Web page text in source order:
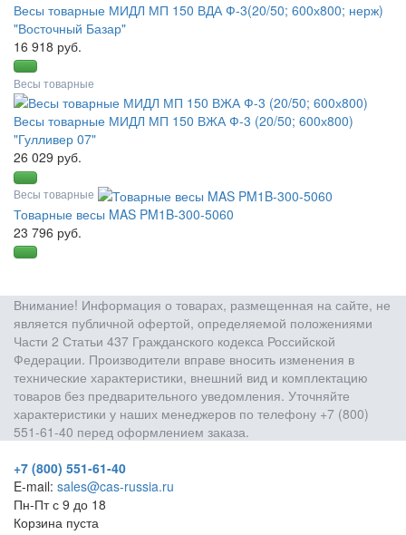
Весы товарные МИДЛ МП 150 ВДА Ф-3(20/50; 600х800; нерж)
"Восточный Базар"
16 918 руб.
Весы товарные
Весы товарные МИДЛ МП 150 ВЖА Ф-3 (20/50; 600х800)
"Гулливер 07"
26 029 руб.
Весы товарные
Товарные весы MAS PM1B-300-5060
23 796 руб.
Внимание! Информация о товарах, размещенная на сайте, не
является публичной офертой, определяемой положениями
Части 2 Статьи 437 Гражданского кодекса Российской
Федерации. Производители вправе вносить изменения в
технические характеристики, внешний вид и комплектацию
товаров без предварительного уведомления. Уточняйте
характеристики у наших менеджеров по телефону +7 (800)
551-61-40 перед оформлением заказа.
+7 (800) 551-61-40
E-mail: sales@cas-russia.ru
Пн-Пт с 9 до 18
Корзина пуста